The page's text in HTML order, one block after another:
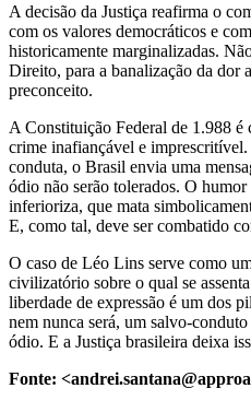
A decisão da Justiça reafirma o
com os valores democráticos e
historicamente marginalizadas.
Direito, para a banalização da dor
preconceito.
A Constituição Federal de 1.988 é
crime inafiançável e
conduta, o Brasil envia uma
ódio não serão tolerados. O
inferioriza, que mata
E, como tal, deve ser combatido
O caso de Léo Lins serve como
civilizatório sobre o qual se
liberdade de expressão é um dos
nem nunca será, um salvo-
ódio. E a Justiça brasileira deixa
Fonte: